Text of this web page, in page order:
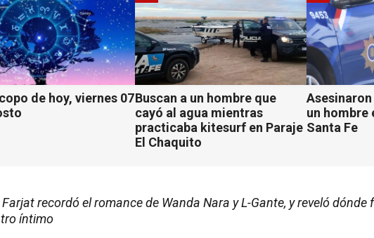
de hoy, viernes 07Buscan a un hombre que
cayó al agua mientras
practicaba kitesurf en Paraje
El Chaquito
un hombre
Santa Fe
recordó el romance de Wanda Nara y L-Gante, y reveló dónde
íntimo